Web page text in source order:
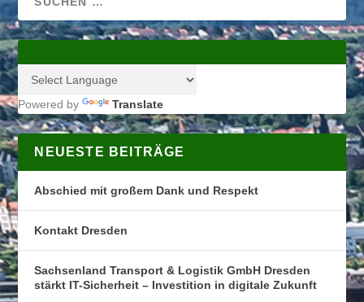
Powered by Translate
NEUESTE BEITRÄGE
Abschied mit großem Dank und Respekt
Kontakt Dresden
Sachsenland Transport & Logistik GmbH Dresden
stärkt IT-Sicherheit – Investition in digitale Zukunft